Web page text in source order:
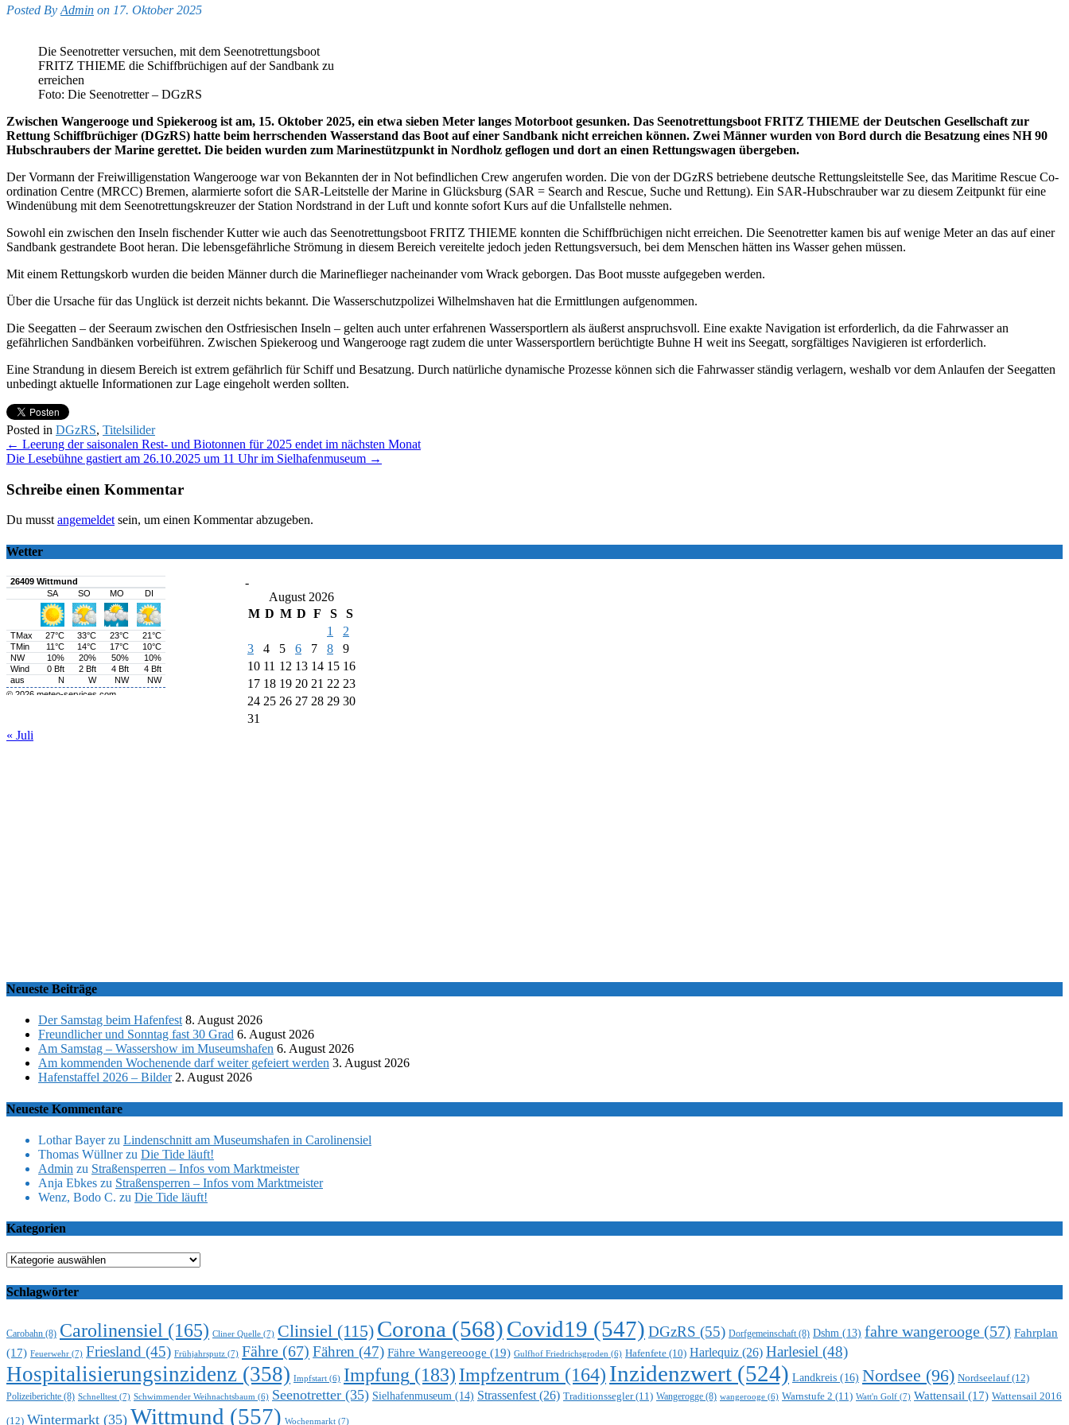
Posted By Admin on 17. Oktober 2025
Die Seenotretter versuchen, mit dem Seenotrettungsboot
FRITZ THIEME die Schiffbrüchigen auf der Sandbank zu
erreichen
Foto: Die Seenotretter – DGzRS
Zwischen Wangerooge und Spiekeroog ist am, 15. Oktober 2025, ein etwa sieben Meter langes Motorboot gesunken. Das Seenotrettungsboot FRITZ THIEME der Deutschen Gesellschaft zur
Rettung Schiffbrüchiger (DGzRS) hatte beim herrschenden Wasserstand das Boot auf einer Sandbank nicht erreichen können. Zwei Männer wurden von Bord durch die Besatzung eines NH 90
Hubschraubers der Marine gerettet. Die beiden wurden zum Marinestützpunkt in Nordholz geflogen und dort an einen Rettungswagen übergeben.
Der Vormann der Freiwilligenstation Wangerooge war von Bekannten der in Not befindlichen Crew angerufen worden. Die von der DGzRS betriebene deutsche Rettungsleitstelle See, das Maritime Rescue Co-
ordination Centre (MRCC) Bremen, alarmierte sofort die SAR-Leitstelle der Marine in Glücksburg (SAR = Search and Rescue, Suche und Rettung). Ein SAR-Hubschrauber war zu diesem Zeitpunkt für eine
Windenübung mit dem Seenotrettungskreuzer der Station Nordstrand in der Luft und konnte sofort Kurs auf die Unfallstelle nehmen.
Sowohl ein zwischen den Inseln fischender Kutter wie auch das Seenotrettungsboot FRITZ THIEME konnten die Schiffbrüchigen nicht erreichen. Die Seenotretter kamen bis auf wenige Meter an das auf einer
Sandbank gestrandete Boot heran. Die lebensgefährliche Strömung in diesem Bereich vereitelte jedoch jeden Rettungsversuch, bei dem Menschen hätten ins Wasser gehen müssen.
Mit einem Rettungskorb wurden die beiden Männer durch die Marineflieger nacheinander vom Wrack geborgen. Das Boot musste aufgegeben werden.
Über die Ursache für das Unglück ist derzeit nichts bekannt. Die Wasserschutzpolizei Wilhelmshaven hat die Ermittlungen aufgenommen.
Die Seegatten – der Seeraum zwischen den Ostfriesischen Inseln – gelten auch unter erfahrenen Wassersportlern als äußerst anspruchsvoll. Eine exakte Navigation ist erforderlich, da die Fahrwasser an
gefährlichen Sandbänken vorbeiführen. Zwischen Spiekeroog und Wangerooge ragt zudem die unter Wassersportlern berüchtigte Buhne H weit ins Seegatt, sorgfältiges Navigieren ist erforderlich.
Eine Strandung in diesem Bereich ist extrem gefährlich für Schiff und Besatzung. Durch natürliche dynamische Prozesse können sich die Fahrwasser ständig verlagern, weshalb vor dem Anlaufen der Seegatten
unbedingt aktuelle Informationen zur Lage eingeholt werden sollten.
Posted in DGzRS, Titelsilider
Post
navigation
← Leerung der saisonalen Rest- und Biotonnen für 2025 endet im nächsten Monat
Die Lesebühne gastiert am 26.10.2025 um 11 Uhr im Sielhafenmuseum →
Schreibe einen Kommentar
Du musst angemeldet sein, um einen Kommentar abzugeben.
Wetter
-
August 2026
M D M D F S
S
1
2
3
4 5 6 7 8
9
10 11 12 13 14 15 16
17 18 19 20 21 22 23
24 25 26 27 28 29 30
31
« Juli
Neueste Beiträge
Der Samstag beim Hafenfest 8. August 2026
Freundlicher und Sonntag fast 30 Grad 6. August 2026
Am Samstag – Wassershow im Museumshafen 6. August 2026
Am kommenden Wochenende darf weiter gefeiert werden 3. August 2026
Hafenstaffel 2026 – Bilder 2. August 2026
Neueste Kommentare
Lothar Bayerzu Lindenschnitt am Museumshafen in Carolinensiel
Thomas Wüllnerzu Die Tide läuft!
Admin zu Straßensperren – Infos vom Marktmeister
Anja Ebkes zu Straßensperren – Infos vom Marktmeister
Wenz, Bodo C. zu Die Tide läuft!
Kategorien
Kategorien
Schlagwörter
Carobahn (8) Carolinensiel (165) Cliner Quelle (7) Clinsiel (115) Corona (568)Covid19 (547) DGzRS (55) Dorfgemeinschaft(8) Dshm (13) fahre wangerooge (57) Fahrplan
(17) Feuerwehr (7) Friesland (45) Frühjahrsputz (7) Fähre (67) Fähren (47) Fähre Wangereooge (19) Gulfhof Friedrichsgroden (6) Hafenfete (10) Harlequiz (26) Harlesiel (48)
Hospitalisierungsinzidenz (358) Impfstart (6) Impfung (183) Impfzentrum (164) Inzidenzwert (524) Landkreis (16) Nordsee (96) Nordseelauf(12)
Polizeiberichte (8) Schnelltest (7) Schwimmender Weihnachtsbaum (6) Seenotretter (35) Sielhafenmuseum (14) Strassenfest(26) Traditionssegler(11) Wangerogge (8) wangerooge (6) Warnstufe 2 (11) Watt'n Golf (7) Wattensail (17) Wattensail 2016
(12) Wintermarkt (35) Wittmund (557) Wochenmarkt (7)